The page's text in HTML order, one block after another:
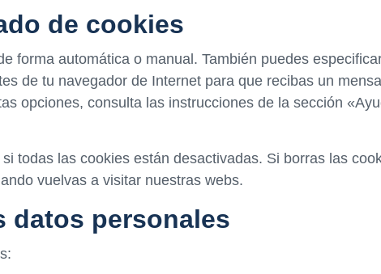
de cookies
forma automática o manual. También puedes
de tu navegador de Internet para que recibas un
opciones, consulta las instrucciones de la sección
todas las cookies están desactivadas. Si borras las
vuelvas a visitar nuestras webs.
datos personales